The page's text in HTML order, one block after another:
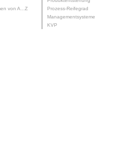
von A...Z
Prozess-Reifegrad
Managementsysteme
KVP